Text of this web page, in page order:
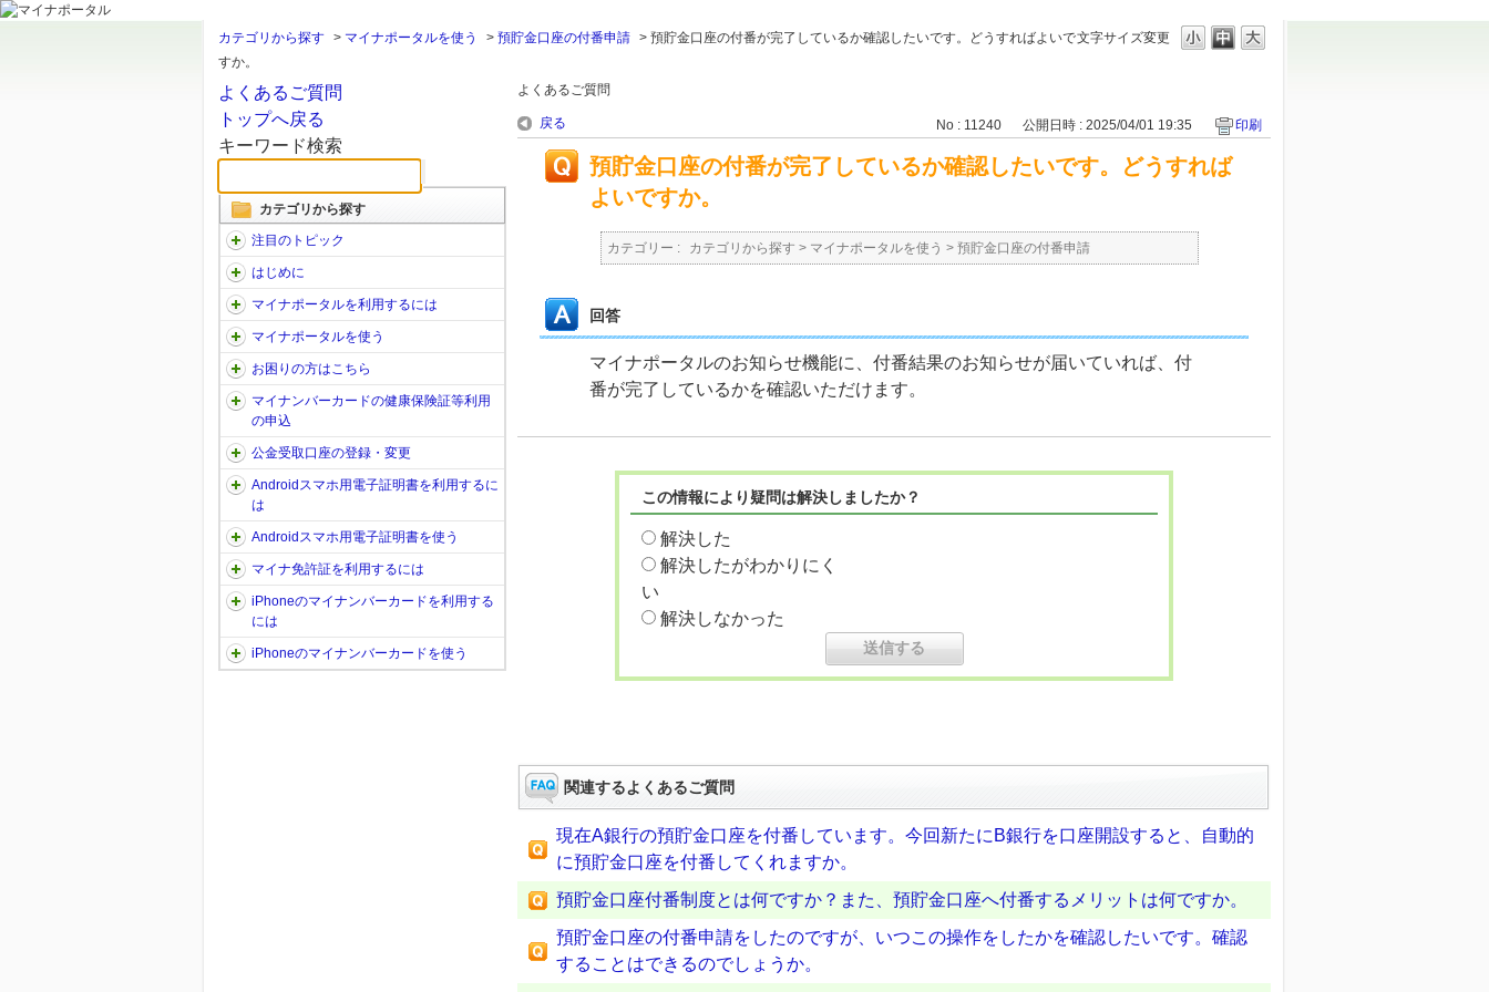
文字サイズ変更
カテゴリから探す > マイナポータルを使う > 預貯金口座の付番申請 > 預貯金口座の付番が完了しているか確認したいです。どうすればよいで
すか。
よくあるご質問
トップへ戻る
キーワード検索
カテゴリから探す
注目のトピック
はじめに
マイナポータルを利用するには
マイナポータルを使う
お困りの方はこちら
マイナンバーカードの健康保険証等利用
の申込
公金受取口座の登録・変更
Androidスマホ用電子証明書を利用するに
は
Androidスマホ用電子証明書を使う
マイナ免許証を利用するには
iPhoneのマイナンバーカードを利用する
には
iPhoneのマイナンバーカードを使う
よくあるご質問
戻る No : 11240 公開日時 : 2025/04/01 19:35 印刷
預貯金口座の付番が完了しているか確認したいです。どうすれば
よいですか。
カテゴリー : カテゴリから探す > マイナポータルを使う > 預貯金口座の付番申請
回答
マイナポータルのお知らせ機能に、付番結果のお知らせが届いていれば、付
番が完了しているかを確認いただけます。
この情報により疑問は解決しましたか？
解決した
解決したがわかりにく
い
解決しなかった
関連するよくあるご質問
現在A銀行の預貯金口座を付番しています。今回新たにB銀行を口座開設すると、自動的
に預貯金口座を付番してくれますか。
預貯金口座付番制度とは何ですか？また、預貯金口座へ付番するメリットは何ですか。
預貯金口座の付番申請をしたのですが、いつこの操作をしたかを確認したいです。確認
することはできるのでしょうか。